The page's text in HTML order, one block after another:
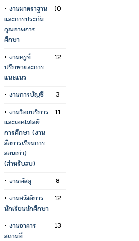
• งานมาตราฐาน
และการประกัน
คุณภาพการ
ศึกษา
10
• งานครูที่
ปรึกษาและการ
แนะแนว
12
• งานการบัญชี
3
• งานวิทยบริการ
และเทคโนโลยี
การศึกษา (งาน
สื่อการเรียนการ
สอนเก่า)
(สำหรับลบ)
11
• งานพัสดุ
8
• งานสวัสดิการ
นักเรียนนักศึกษา
12
• งานอาคาร
สถานที่
13